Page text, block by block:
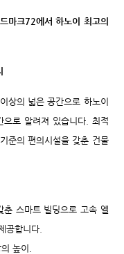
마크72에서 하노이 최고의
상의 넓은 공간으로 하노이
으로 알려져 있습니다. 최적
준의 편의시설을 갖춘 건물
춘 스마트 빌딩으로 고속 엘
공합니다.
높이.